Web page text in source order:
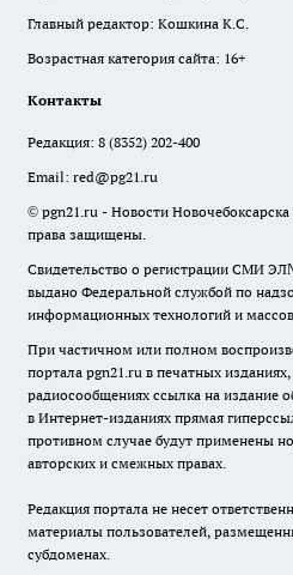
Главный редактор: Кошкина К.С.
Возрастная категория сайта: 16+
Контакты
Редакция: 8 (8352) 202-400
Email: red@pg21.ru
© pgn21.ru - Новости
права защищены.
Свидетельство о регистрации СМИ
выдано Федеральной службой по
информационных технологий и
При частичном или полном
портала pgn21.ru в печатных
радиосообщениях ссылка на издание
в Интернет-изданиях прямая
противном случае будут применены
авторских и смежных правах.
Редакция портала не несет
материалы пользователей,
субдоменах.